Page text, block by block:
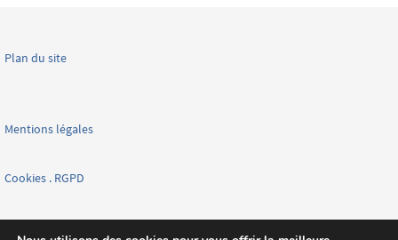
Plan du site
Mentions légales
Cookies . RGPD